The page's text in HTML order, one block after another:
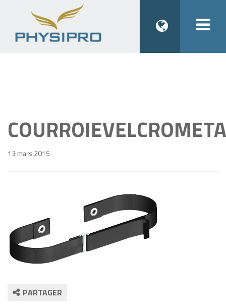
13 mars 2015
PARTAGER